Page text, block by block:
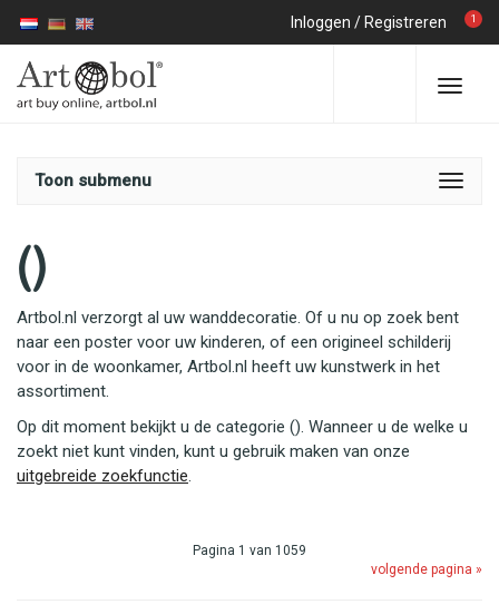
Inloggen / Registreren 1
Toon submenu
()
Artbol.nl verzorgt al uw wanddecoratie. Of u nu op zoek bent
naar een poster voor uw kinderen, of een origineel schilderij
voor in de woonkamer, Artbol.nl heeft uw kunstwerk in het
assortiment.
Op dit moment bekijkt u de categorie (). Wanneer u de welke u
zoekt niet kunt vinden, kunt u gebruik maken van onze
uitgebreide zoekfunctie.
Pagina 1 van 1059
volgende pagina »